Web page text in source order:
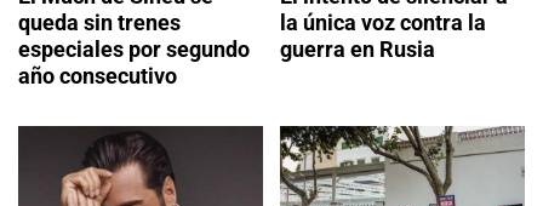
queda sin trenes
especiales por segundo
año consecutivo
la única voz contra la
guerra en Rusia